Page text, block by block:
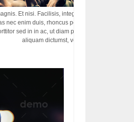
Et nisi. Facilisis, integer! Risus augue! Non
nec enim duis, rhoncus porttitor ac vut rhoncus
sed in in ac, ut diam porttitor odio nunc
aliquam dictumst, vel amet tincidunt